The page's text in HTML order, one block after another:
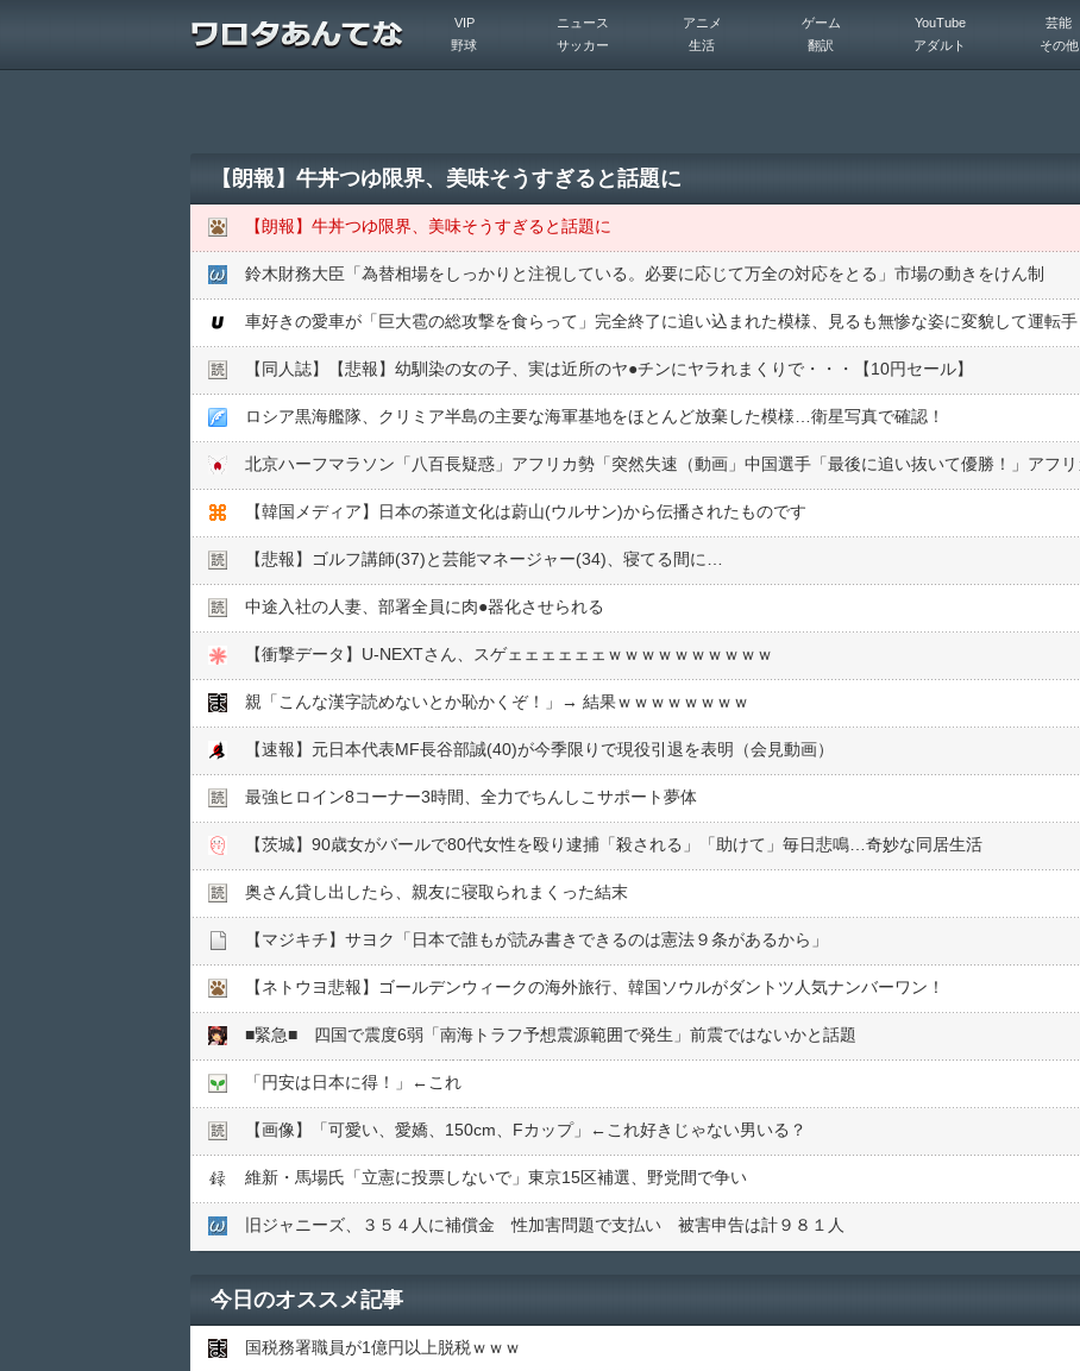
VIP ニュース アニメ ゲーム YouTube 芸能
野球
サッカー 生活 翻訳 アダルト その他
【朗報】牛丼つゆ限界、美味そうすぎると話題に
【朗報】牛丼つゆ限界、美味そうすぎると話題に
鈴木財務大臣「為替相場をしっかりと注視している。必要に応じて万全の対応をとる」市場の動きをけん制
【同人誌】【悲報】幼馴染の女の子、実は近所のヤ●︎チンにヤラれまくりで・・・【10円セール】
ロシア黒海艦隊、クリミア半島の主要な海軍基地をほとんど放棄した模様…衛星写真で確認！
【韓国メディア】日本の茶道文化は蔚山(ウルサン)から伝播されたものです
【悲報】ゴルフ講師(37)と芸能マネージャー(34)、寝てる間に…
中途入社の人妻、部署全員に肉●︎器化させられる
【衝撃データ】U-NEXTさん、スゲェェェェェェｗｗｗｗｗｗｗｗｗｗ
親「こんな漢字読めないとか恥かくぞ！」→ 結果ｗｗｗｗｗｗｗｗ
【速報】元日本代表MF長谷部誠(40)が今季限りで現役引退を表明（会見動画）
最強ヒロイン8コーナー3時間、全力でちんしこサポート夢体
【茨城】90歳女がバールで80代女性を殴り逮捕「殺される」「助けて」毎日悲鳴…奇妙な同居生活
奥さん貸し出したら、親友に寝取られまくった結末
【マジキチ】サヨク「日本で誰もが読み書きできるのは憲法９条があるから」
【ネトウヨ悲報】ゴールデンウィークの海外旅行、韓国ソウルがダントツ人気ナンバーワン！
■緊急■ 四国で震度6弱「南海トラフ予想震源範囲で発生」前震ではないかと話題
「円安は日本に得！」←これ
【画像】「可愛い、愛嬌、150cm、Fカップ」←これ好きじゃない男いる？
維新・馬場氏「立憲に投票しないで」東京15区補選、野党間で争い
旧ジャニーズ、３５４人に補償金 性加害問題で支払い 被害申告は計９８１人
今日のオススメ記事
国税務署職員が1億円以上脱税ｗｗｗ